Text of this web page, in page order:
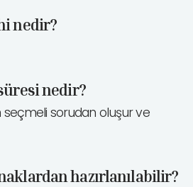
nedir?
nedir?
seçmeli sorudan oluşur ve
hazırlanılabilir?